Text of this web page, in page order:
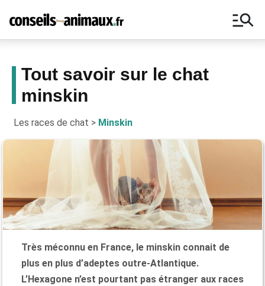
manage_search
Tout savoir sur le chat
minskin
Les races de chat > Minskin
Très méconnu en France, le minskin connait de
plus en plus d’adeptes outre-Atlantique.
L’Hexagone n’est pourtant pas étranger aux races
aucun conseil pour vos animaux !